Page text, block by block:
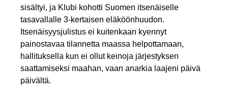
sisältyi, ja Klubi kohotti Suomen itsenäiselle
tasavallalle 3-kertaisen eläköönhuudon.
Itsenäisyysjulistus ei kuitenkaan kyennyt
painostavaa tilannetta maassa helpottamaan,
hallituksella kun ei ollut keinoja järjestyksen
saattamiseksi maahan, vaan anarkia laajeni päivä
päivältä.